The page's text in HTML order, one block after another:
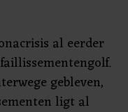
al eerder
gebleven,
ligt al